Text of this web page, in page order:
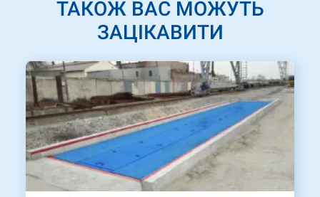
ТАКОЖ ВАС МОЖУТЬ
ЗАЦІКАВИТИ